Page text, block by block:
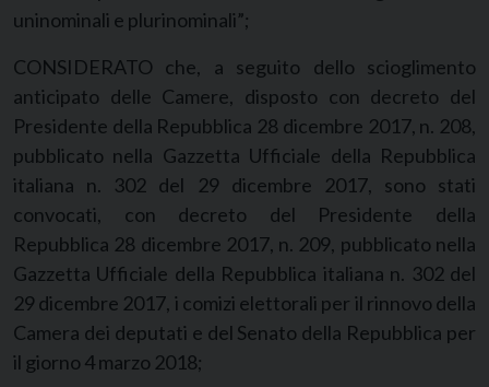
uninominali e plurinominali”;
CONSIDERATO che, a seguito dello scioglimento
anticipato delle Camere, disposto con decreto del
Presidente della Repubblica 28 dicembre 2017, n. 208,
pubblicato nella Gazzetta Ufficiale della Repubblica
italiana n. 302 del 29 dicembre 2017, sono stati
convocati, con decreto del Presidente della
Repubblica 28 dicembre 2017, n. 209, pubblicato nella
Gazzetta Ufficiale della Repubblica italiana n. 302 del
29 dicembre 2017, i comizi elettorali per il rinnovo della
Camera dei deputati e del Senato della Repubblica per
il giorno 4 marzo 2018;